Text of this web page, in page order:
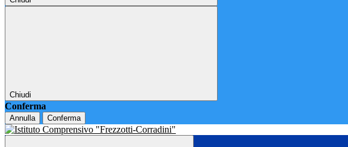
Chiudi
Conferma
Annulla Conferma